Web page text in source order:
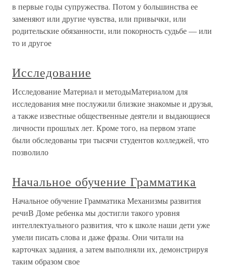
в первые годы супружества. Потом у большинства ее
заменяют или другие чувства, или привычки, или
родительские обязанности, или покорность судьбе — или
то и другое
Исследование
Исследование Материал и методыМатериалом для
исследования мне послужили близкие знакомые и друзья,
а также известные общественные деятели и выдающиеся
личности прошлых лет. Кроме того, на первом этапе
были обследованы три тысячи студентов колледжей, что
позволило
Начальное обучение Грамматика
Начальное обучение Грамматика Механизмы развития
речиВ Доме ребенка мы достигли такого уровня
интеллектуального развития, что к школе наши дети уже
умели писать слова и даже фразы. Они читали на
карточках задания, а затем выполняли их, демонстрируя
таким образом свое